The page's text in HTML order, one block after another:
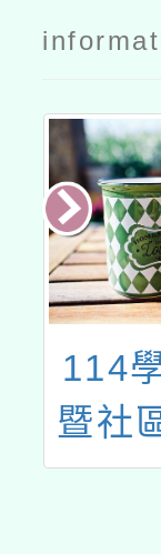
「與
氣
展」